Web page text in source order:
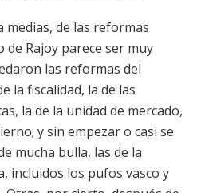
medias, de las reformas
Rajoy parece ser muy
las reformas del
la fiscalidad, la de las
la de la unidad de mercado,
y sin empezar o casi se
mucha bulla, las de la
incluidos los pufos vasco y